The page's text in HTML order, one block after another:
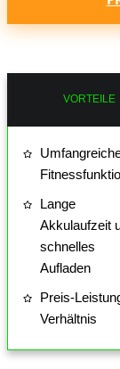
VORTEILE
Lange
Akkulaufzeit
schnelles
Aufladen
Preis-
Verhältnis